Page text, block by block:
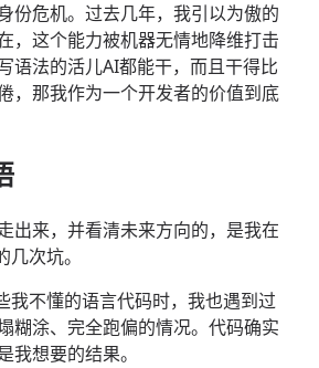
份危机。过去几年，我引以为傲的
，这个能力被机器无情地降维打击
语法的活儿AI都能干，而且干得比
，那我作为一个开发者的价值到底
出来，并看清未来方向的，是我在
次坑。
我不懂的语言代码时，我也遇到过
糊涂、完全跑偏的情况。代码确实
我想要的结果。